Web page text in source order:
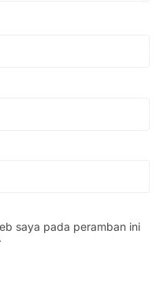
saya pada peramban ini